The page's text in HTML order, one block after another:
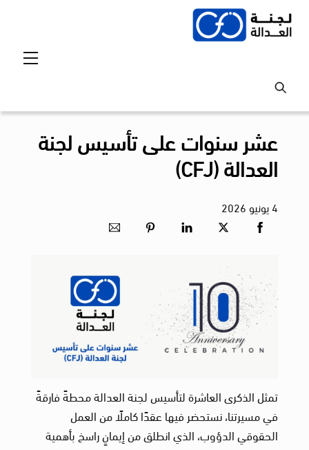
Skip
عشر سنوات على تأسيس لجنة
العدالة (CFJ)
4يونيو 2026
تمثل الذكرى العاشرة لتأسيس لجنة العدالة محطةً فارقةً
في مسيرتنا، نستحضر فيها عقدًا كاملًا من العمل
الحقوقي الدؤوب، الذي انطلق من إيمانٍ راسخ بأهمية